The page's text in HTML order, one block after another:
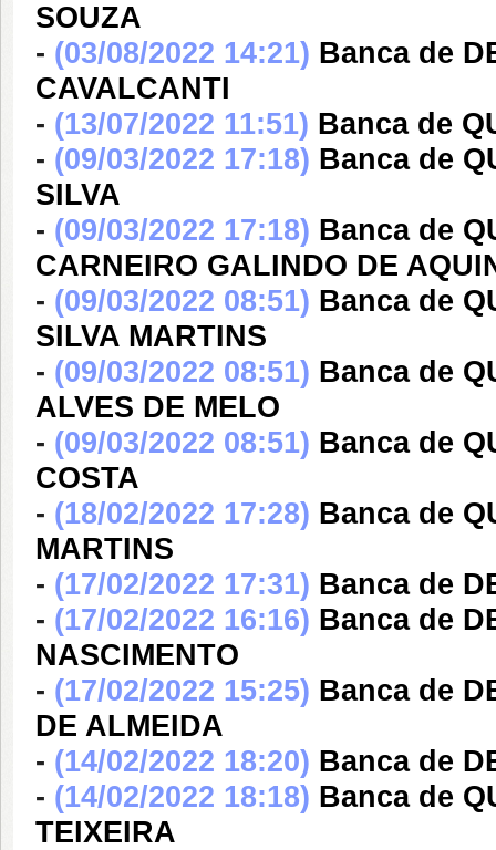
SOUZA
- (03/08/2022 14:21) Banca de
CAVALCANTI
- (13/07/2022 11:51) Banca de
- (09/03/2022 17:18) Banca de
SILVA
- (09/03/2022 17:18) Banca de
CARNEIRO GALINDO DE
- (09/03/2022 08:51) Banca de
SILVA MARTINS
- (09/03/2022 08:51) Banca de
ALVES DE MELO
- (09/03/2022 08:51) Banca de
COSTA
- (18/02/2022 17:28) Banca de
MARTINS
- (17/02/2022 17:31) Banca de
- (17/02/2022 16:16) Banca de
NASCIMENTO
- (17/02/2022 15:25) Banca de
DE ALMEIDA
- (14/02/2022 18:20) Banca de
- (14/02/2022 18:18) Banca de
TEIXEIRA